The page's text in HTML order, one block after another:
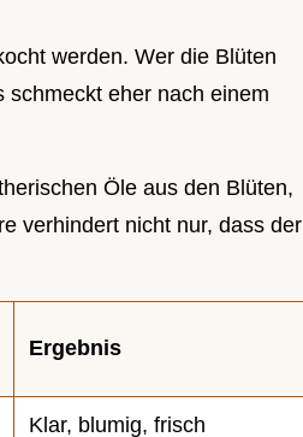
werden. Wer die Blüten
schmeckt eher nach einem
Öle aus den Blüten,
verhindert nicht nur, dass der
Ergebnis
Klar, blumig, frisch